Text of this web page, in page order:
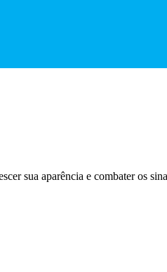
sua aparência e combater os